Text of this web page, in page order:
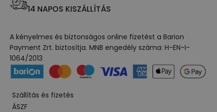
14 NAPOS KISZÁLLÍTÁS
A kényelmes és biztonságos online fizetést a Barion
Payment Zrt. biztosítja. MNB engedély száma: H-EN-I-
1064/2013
Szállítás és fizetés
ÁSZF